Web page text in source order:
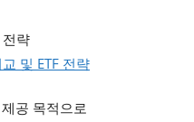
전략
및 ETF 전략
공 목적으로